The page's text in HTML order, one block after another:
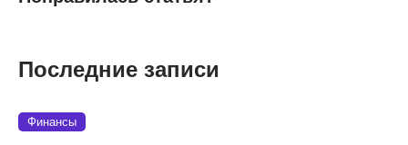
Последние записи
Финансы